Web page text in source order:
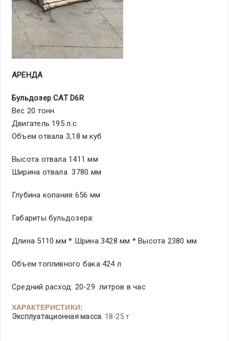
АРЕНДА
БульдозерCAT D6R
Вес 20 тонн
Двигатель 195 л.с.
Объем отвала 3,18 м.куб
Высота отвала 1411 мм
Ширина отвала 3780 мм
Глубина копания 656 мм
Габариты бульдозера:
Длина 5110 мм * Шрина 3428 мм * Высота 2380 мм
Объем топливного бака 424 л
Средний расход: 20-29 литров в час
ХАРАКТЕРИСТИКИ:
Эксплуатационная масса: 18-25 т